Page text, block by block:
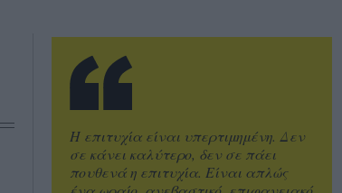
Η επιτυχία είναι υπερτιμημένη. Δεν
σε κάνει καλύτερο, δεν σε πάει
πουθενά η επιτυχία. Είναι απλώς